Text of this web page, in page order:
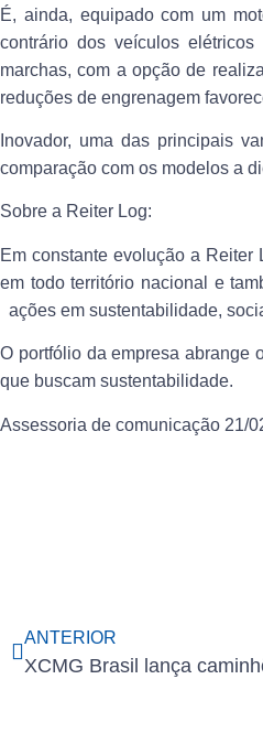
É, ainda, equipado com um
contrário dos veículos
marchas, com a opção de
reduções de engrenagem
Inovador, uma das principais
comparação com os modelos a
Sobre a Reiter Log:
Em constante evolução a Reiter
em todo território nacional e
ações em sustentabilidade,
O portfólio da empresa abrange
que buscam sustentabilidade.
Assessoria de comunicação 21/
ANTERIOR